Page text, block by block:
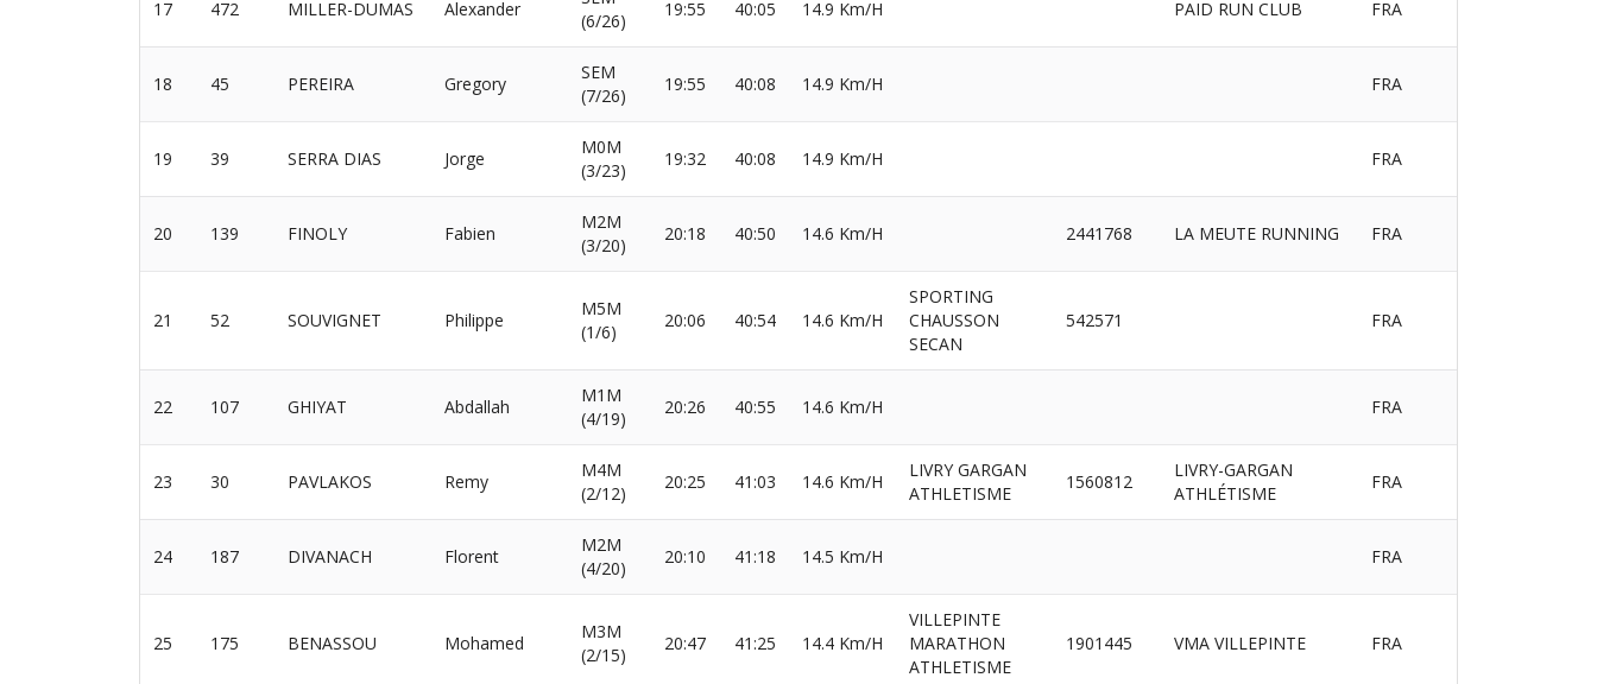
17 472 MILLER-DUMAS Alexander
(6/26)
19:55 40:05 14.9 Km/H PAID RUN CLUB FRA
18 45 PEREIRA Gregory
SEM
(7/26)
19:55 40:08 14.9 Km/H FRA
19 39 SERRA DIAS Jorge
M0M
(3/23)
19:32 40:08 14.9 Km/H FRA
20 139 FINOLY Fabien
M2M
(3/20)
20:18 40:50 14.6 Km/H 2441768 LA MEUTE RUNNING FRA
21 52 SOUVIGNET Philippe
M5M
(1/6)
20:06 40:54 14.6 Km/H
SPORTING
CHAUSSON
SECAN
542571 FRA
22 107 GHIYAT Abdallah
M1M
(4/19)
20:26 40:55 14.6 Km/H FRA
23 30 PAVLAKOS Remy
M4M
(2/12)
20:25 41:03 14.6 Km/H
LIVRY GARGAN
ATHLETISME
1560812
LIVRY-GARGAN
ATHLÉTISME
FRA
24 187 DIVANACH Florent
M2M
(4/20)
20:10 41:18 14.5 Km/H FRA
25 175 BENASSOU Mohamed
M3M
(2/15)
20:47 41:25 14.4 Km/H
VILLEPINTE
MARATHON
ATHLETISME
1901445 VMA VILLEPINTE FRA